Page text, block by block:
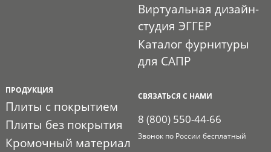
Виртуальная дизайн-
студия ЭГГЕР
Каталог фурнитуры
для САПР
ПРОДУКЦИЯ
Плиты с покрытием
Плиты без покрытия
Кромочный материал
СВЯЗАТЬСЯ С НАМИ
8 (800) 550-44-66
Звонок по России бесплатный